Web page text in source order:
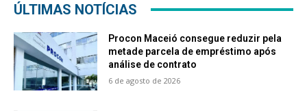
ÚLTIMAS NOTÍCIAS
Procon Maceió consegue reduzir pela
metade parcela de empréstimo após
análise de contrato
6 de agosto de 2026